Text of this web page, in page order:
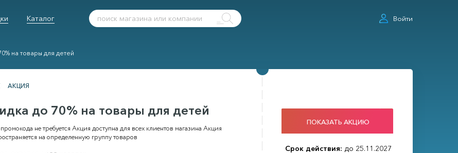
Каталог Войти
на товары для детей
АКЦИЯ
до 70% на товары для детей
не требуется Акция доступна для всех клиентов магазина Акция
на определенную группу товаров
ПОКАЗАТЬ АКЦИЮ
Срок действия: до 25.11.2027